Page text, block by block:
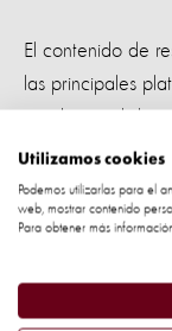
El contenido de
las principales
casi la mitad de
YouTube no se
Los videos más
de primates,
Utilizamos cookies
Podemos utilizarlas para el
web, mostrar contenido
Para obtener más